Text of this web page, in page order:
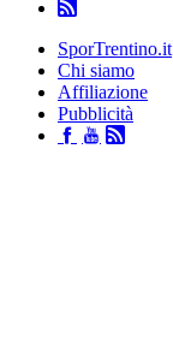
SporTrentino.it
Chi siamo
Affiliazione
Pubblicità